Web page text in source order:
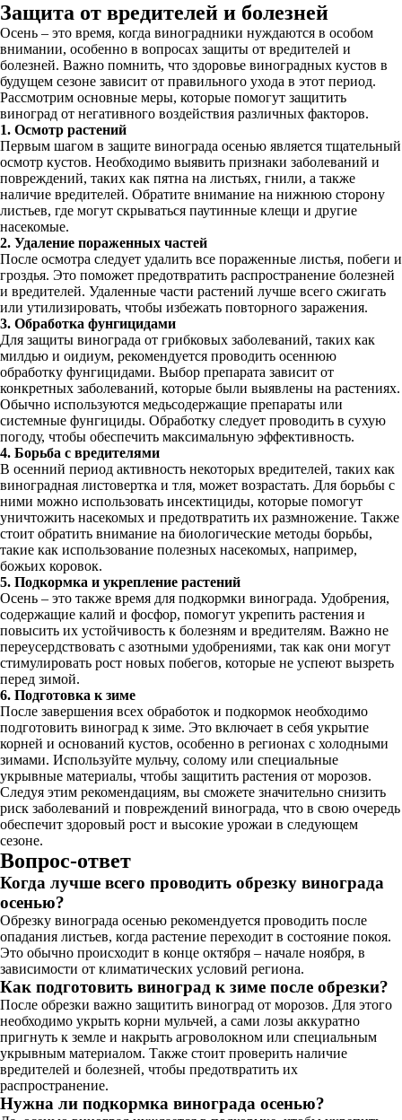
Защита от вредителей и болезней
Осень – это время, когда виноградники нуждаются в особом
внимании, особенно в вопросах защиты от вредителей и
болезней. Важно помнить, что здоровье виноградных кустов в
будущем сезоне зависит от правильного ухода в этот период.
Рассмотрим основные меры, которые помогут защитить
виноград от негативного воздействия различных факторов.
1. Осмотр растений
Первым шагом в защите винограда осенью является тщательный
осмотр кустов. Необходимо выявить признаки заболеваний и
повреждений, таких как пятна на листьях, гнили, а также
наличие вредителей. Обратите внимание на нижнюю сторону
листьев, где могут скрываться паутинные клещи и другие
насекомые.
2. Удаление пораженных частей
После осмотра следует удалить все пораженные листья, побеги и
гроздья. Это поможет предотвратить распространение болезней
и вредителей. Удаленные части растений лучше всего сжигать
или утилизировать, чтобы избежать повторного заражения.
3. Обработка фунгицидами
Для защиты винограда от грибковых заболеваний, таких как
милдью и оидиум, рекомендуется проводить осеннюю
обработку фунгицидами. Выбор препарата зависит от
конкретных заболеваний, которые были выявлены на растениях.
Обычно используются медьсодержащие препараты или
системные фунгициды. Обработку следует проводить в сухую
погоду, чтобы обеспечить максимальную эффективность.
4. Борьба с вредителями
В осенний период активность некоторых вредителей, таких как
виноградная листовертка и тля, может возрастать. Для борьбы с
ними можно использовать инсектициды, которые помогут
уничтожить насекомых и предотвратить их размножение. Также
стоит обратить внимание на биологические методы борьбы,
такие как использование полезных насекомых, например,
божьих коровок.
5. Подкормка и укрепление растений
Осень – это также время для подкормки винограда. Удобрения,
содержащие калий и фосфор, помогут укрепить растения и
повысить их устойчивость к болезням и вредителям. Важно не
переусердствовать с азотными удобрениями, так как они могут
стимулировать рост новых побегов, которые не успеют вызреть
перед зимой.
6. Подготовка к зиме
После завершения всех обработок и подкормок необходимо
подготовить виноград к зиме. Это включает в себя укрытие
корней и оснований кустов, особенно в регионах с холодными
зимами. Используйте мульчу, солому или специальные
укрывные материалы, чтобы защитить растения от морозов.
Следуя этим рекомендациям, вы сможете значительно снизить
риск заболеваний и повреждений винограда, что в свою очередь
обеспечит здоровый рост и высокие урожаи в следующем
сезоне.
Вопрос-ответ
Когда лучше всего проводить обрезку винограда
осенью?
Обрезку винограда осенью рекомендуется проводить после
опадания листьев, когда растение переходит в состояние покоя.
Это обычно происходит в конце октября – начале ноября, в
зависимости от климатических условий региона.
Как подготовить виноград к зиме после обрезки?
После обрезки важно защитить виноград от морозов. Для этого
необходимо укрыть корни мульчей, а сами лозы аккуратно
пригнуть к земле и накрыть агроволокном или специальным
укрывным материалом. Также стоит проверить наличие
вредителей и болезней, чтобы предотвратить их
распространение.
Нужна ли подкормка винограда осенью?